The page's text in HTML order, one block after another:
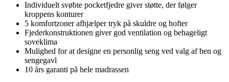
Individuelt svøbte pocketfjedre giver støtte, der følger
kroppens konturer
5 komfortzoner afhjælper tryk på skuldre og hofter
Fjederkonstruktionen giver god ventilation og behageligt
soveklima
Mulighed for at designe en personlig seng ved valg af ben og
sengegavl
10 års garanti på hele madrassen